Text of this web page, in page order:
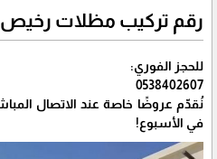
رقم تركيب مظلات رخيص
للحجز الفوري:
0538402607
في الأسبوع!